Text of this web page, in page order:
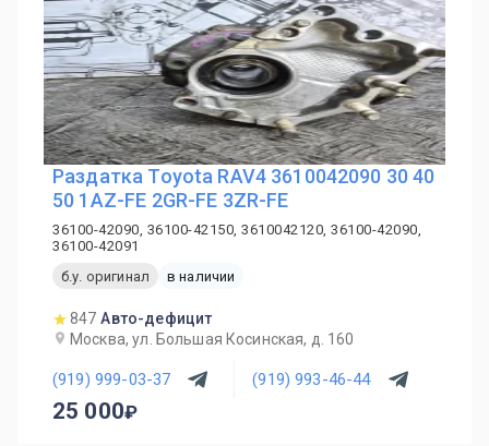
Раздатка Toyota RAV4 3610042090 30 40
50 1AZ-FE 2GR-FE 3ZR-FE
36100-42090, 36100-42150, 3610042120, 36100-42090,
36100-42091
б.у. оригинал
в наличии
847 Авто-дефицит
Москва, ул. Большая Косинская, д. 160
(919) 999-03-37 (919) 993-46-44
25 000